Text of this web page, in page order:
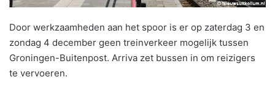
Door werkzaamheden aan het spoor is er op zaterdag 3 en
zondag 4 december geen treinverkeer mogelijk tussen
Groningen-Buitenpost. Arriva zet bussen in om reizigers
te vervoeren.